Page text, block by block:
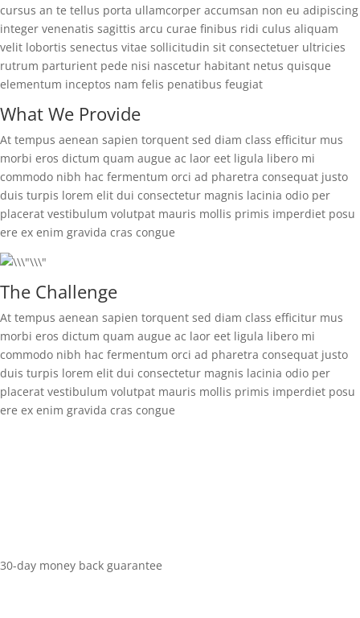
cursus an te tellus porta ullamcorper accumsan non eu adipiscing
integer venenatis sagittis arcu curae finibus ridi culus aliquam
velit lobortis senectus vitae sollicitudin sit consectetuer ultricies
rutrum parturient pede nisi nascetur habitant netus quisque
elementum inceptos nam felis penatibus feugiat
What We Provide
At tempus aenean sapien torquent sed diam class efficitur mus
morbi eros dictum quam augue ac laor eet ligula libero mi
commodo nibh hac fermentum orci ad pharetra consequat justo
duis turpis lorem elit dui consectetur magnis lacinia odio per
placerat vestibulum volutpat mauris mollis primis imperdiet posu
ere ex enim gravida cras congue
The Challenge
At tempus aenean sapien torquent sed diam class efficitur mus
morbi eros dictum quam augue ac laor eet ligula libero mi
commodo nibh hac fermentum orci ad pharetra consequat justo
duis turpis lorem elit dui consectetur magnis lacinia odio per
placerat vestibulum volutpat mauris mollis primis imperdiet posu
ere ex enim gravida cras congue
30-day money back guarantee